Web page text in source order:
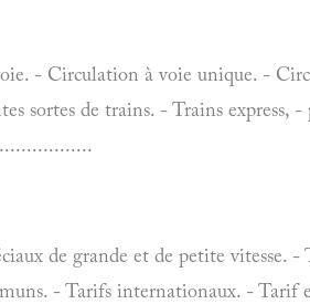
- Circulation à voie unique. -
sortes de trains. - Trains express,
de grande et de petite vitesse.
- Tarifs internationaux. - Tarif